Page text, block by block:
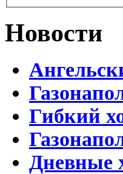
Новости
Гибкий
Дневные